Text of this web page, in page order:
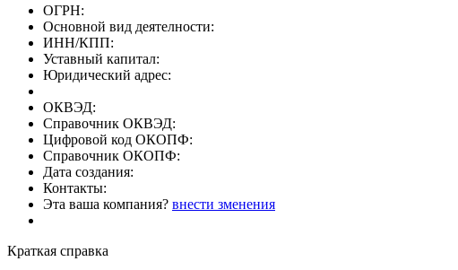
ОГРН:
Основной вид деятелности:
ИНН/КПП:
Уставный капитал:
Юридический адрес:
ОКВЭД:
Справочник ОКВЭД:
Цифровой код ОКОПФ:
Справочник ОКОПФ:
Дата создания:
Контакты:
Эта ваша компания? внести зменения
Краткая справка